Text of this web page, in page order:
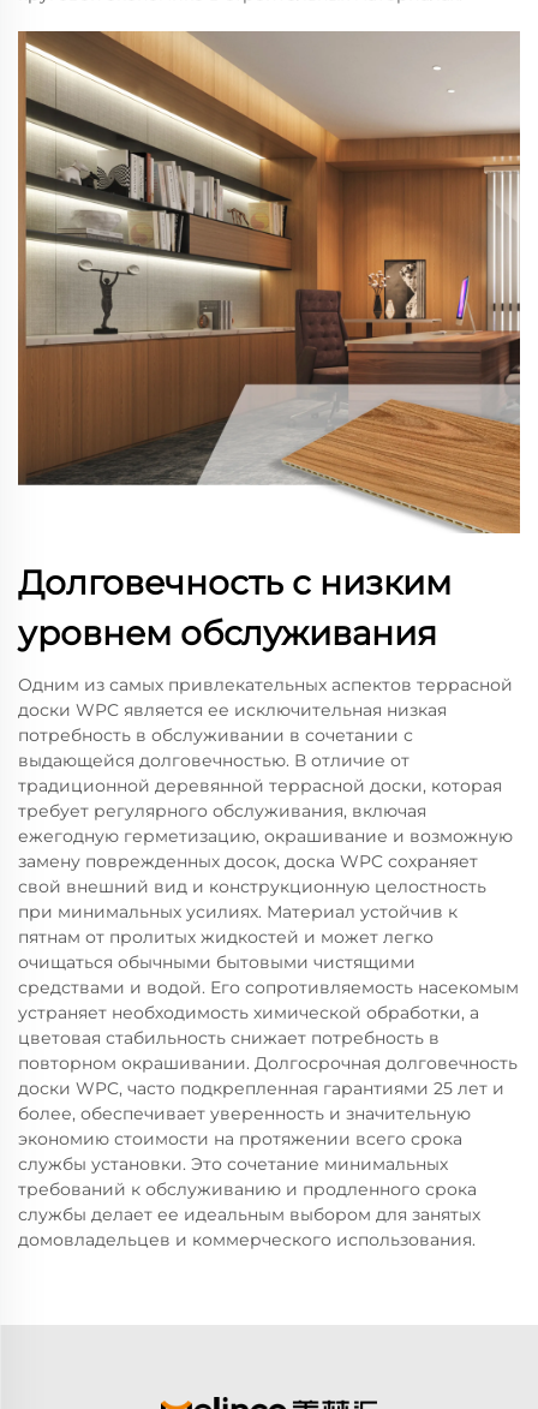
Долговечность с низким
уровнем обслуживания
Одним из самых привлекательных аспектов террасной
доски WPC является ее исключительная низкая
потребность в обслуживании в сочетании с
выдающейся долговечностью. В отличие от
традиционной деревянной террасной доски, которая
требует регулярного обслуживания, включая
ежегодную герметизацию, окрашивание и возможную
замену поврежденных досок, доска WPC сохраняет
свой внешний вид и конструкционную целостность
при минимальных усилиях. Материал устойчив к
пятнам от пролитых жидкостей и может легко
очищаться обычными бытовыми чистящими
средствами и водой. Его сопротивляемость насекомым
устраняет необходимость химической обработки, а
цветовая стабильность снижает потребность в
повторном окрашивании. Долгосрочная долговечность
доски WPC, часто подкрепленная гарантиями 25 лет и
более, обеспечивает уверенность и значительную
экономию стоимости на протяжении всего срока
службы установки. Это сочетание минимальных
требований к обслуживанию и продленного срока
службы делает ее идеальным выбором для занятых
домовладельцев и коммерческого использования.